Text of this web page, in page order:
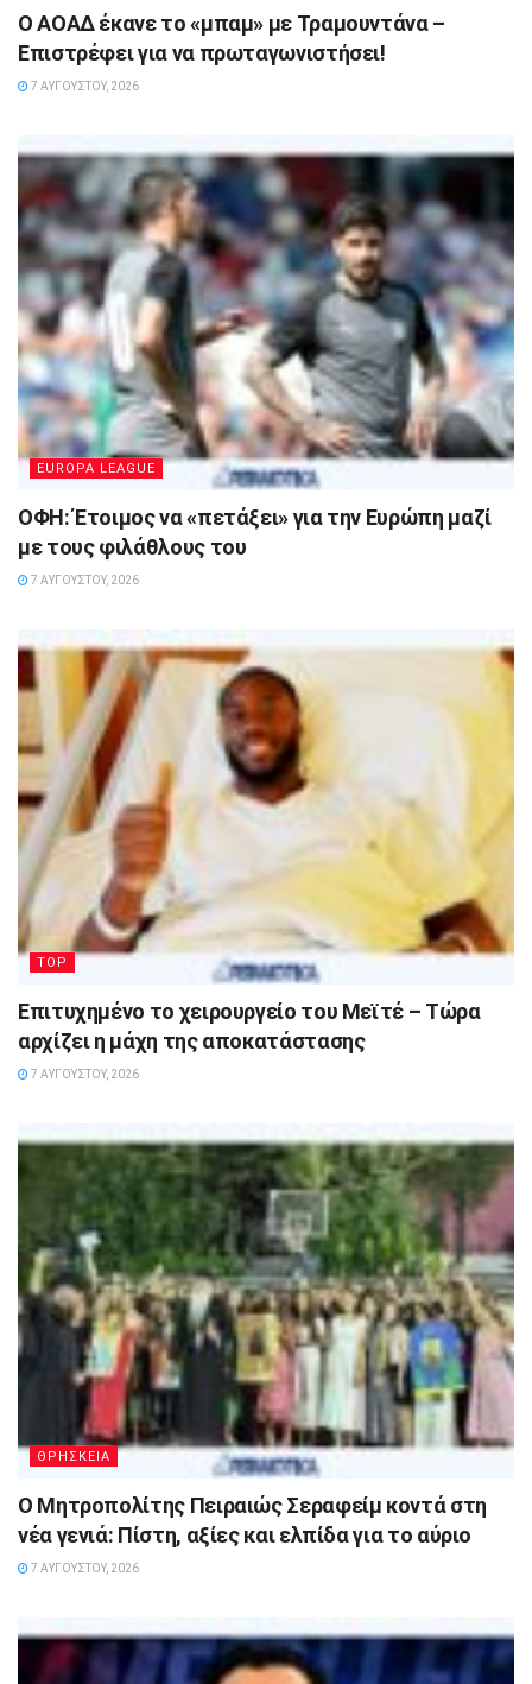
Ο ΑΟΑΔ έκανε το «μπαμ» με Τραμουντάνα –
Επιστρέφει για να πρωταγωνιστήσει!
7 ΑΥΓΟΎΣΤΟΥ, 2026
EUROPA LEAGUE
ΟΦΗ: Έτοιμος να «πετάξει» για την Ευρώπη μαζί
με τους φιλάθλους του
7 ΑΥΓΟΎΣΤΟΥ, 2026
TOP
Επιτυχημένο το χειρουργείο του Μεϊτέ – Τώρα
αρχίζει η μάχη της αποκατάστασης
7 ΑΥΓΟΎΣΤΟΥ, 2026
ΘΡΗΣΚΕΙΑ
Ο Μητροπολίτης Πειραιώς Σεραφείμ κοντά στη
νέα γενιά: Πίστη, αξίες και ελπίδα για το αύριο
7 ΑΥΓΟΎΣΤΟΥ, 2026